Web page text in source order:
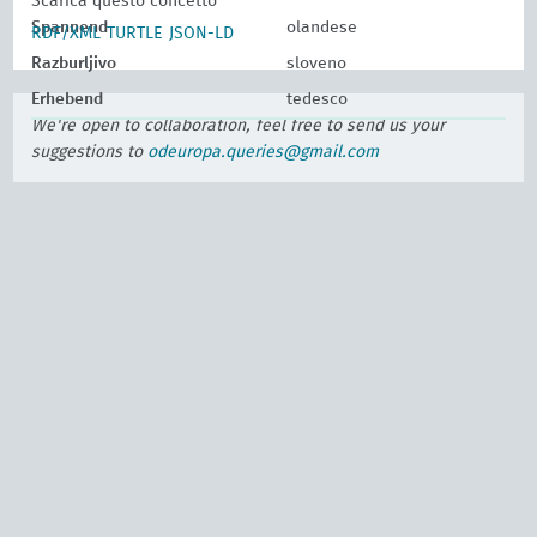
Spannend olandese
Razburljivo sloveno
Erhebend tedesco
RDF/XML TURTLE JSON-LD
We're open to collaboration, feel free to send us your
suggestions to odeuropa.queries@gmail.com